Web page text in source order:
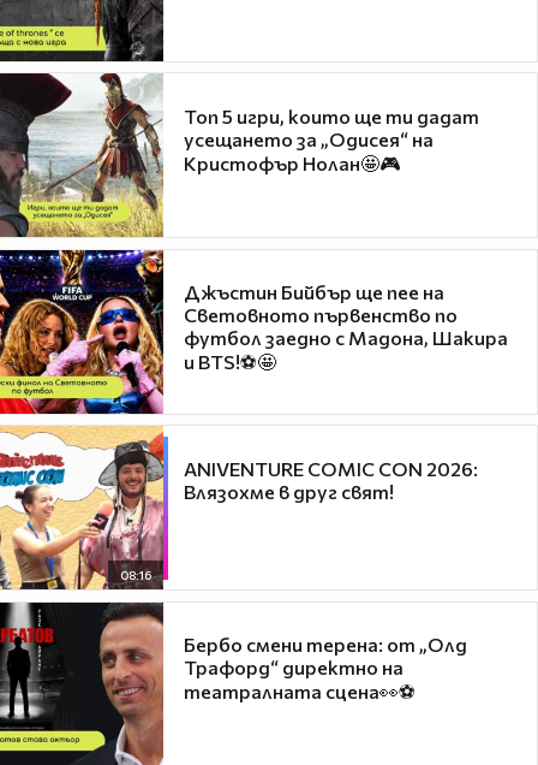
Топ 5 игри, които ще ти дадат
усещането за „Одисея“ на
Кристофър Нолан🤩🎮
Джъстин Бийбър ще пее на
Световното първенство по
футбол заедно с Мадона, Шакира
и BTS!⚽🤩
08:16
ANIVENTURE COMIC CON 2026:
Влязохме в друг свят!
Бербо смени терена: от „Олд
Трафорд“ директно на
театралната сцена👀⚽